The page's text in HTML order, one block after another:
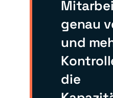
genau
und
die